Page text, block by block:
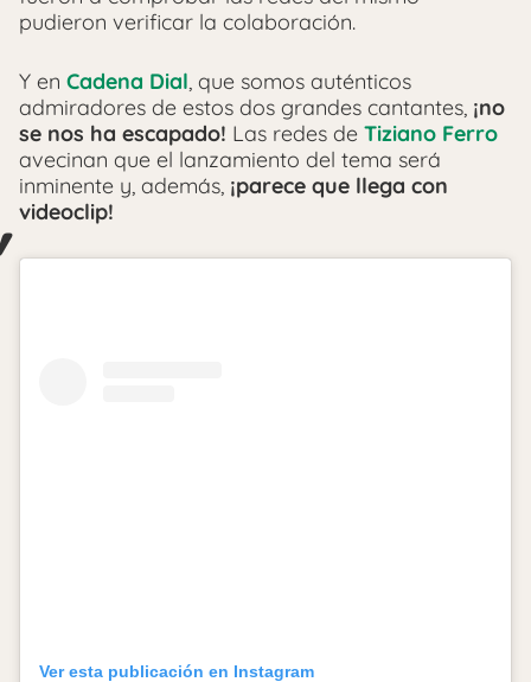
pudieron verificar la colaboración.
Y en Cadena Dial, que somos auténticos
admiradores de estos dos grandes cantantes, ¡no
se nos ha escapado! Las redes de Tiziano Ferro
avecinan que el lanzamiento del tema será
inminente y, además, ¡parece que llega con
videoclip!
Ver esta publicación en Instagram